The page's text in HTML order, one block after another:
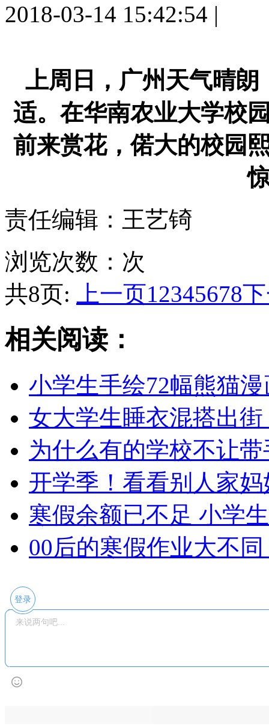
2018-03-14 15:42:54 |
上周日，广州天气晴
适。在华南农业大学校
前来赏花，偌大的校园
责任编辑：王艺锜
浏览次数： 次
共8页:
上一页12345678
相关阅读：
小学生手绘72幅熊猫
女大学生睡衣混搭出街
为什么有的学校不让
开学季！看看别人家
寒假余额已不足 小学
00后的寒假作业大不同
登录